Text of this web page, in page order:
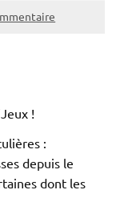
!
:
depuis le
dont les